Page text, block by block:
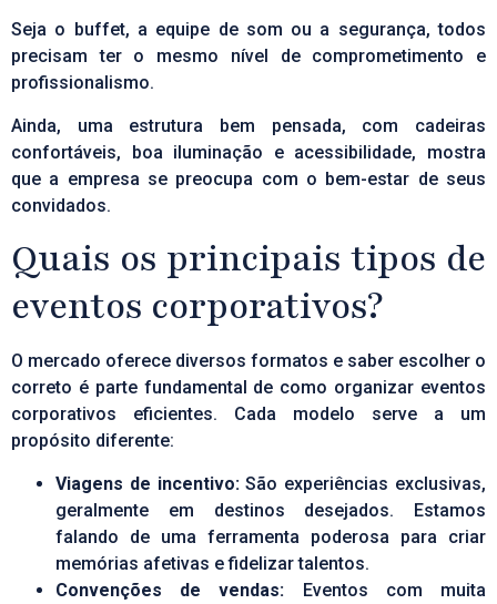
Seja o buffet, a equipe de som ou a segurança, todos
precisam ter o mesmo nível de comprometimento e
profissionalismo.
Ainda, uma estrutura bem pensada, com cadeiras
confortáveis, boa iluminação e acessibilidade, mostra
que a empresa se preocupa com o bem-estar de seus
convidados.
Quais os principais tipos de
eventos corporativos?
O mercado oferece diversos formatos e saber escolher o
correto é parte fundamental de como organizar eventos
corporativos eficientes. Cada modelo serve a um
propósito diferente:
Viagens de incentivo:São experiências exclusivas,
geralmente em destinos desejados. Estamos
falando de uma ferramenta poderosa para criar
memórias afetivas e fidelizar talentos.
Convenções de vendas: Eventos com muita